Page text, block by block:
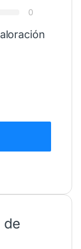
0
de